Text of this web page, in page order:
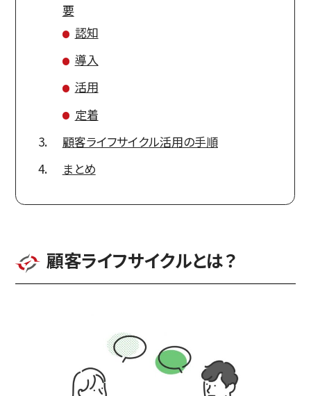
要
認知
導入
活用
定着
顧客ライフサイクル活用の手順
まとめ
顧客ライフサイクルとは？